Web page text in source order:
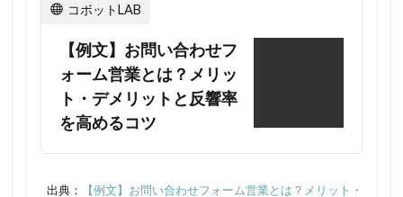
せフ
ムへ
の営
業文
面を
こと
コボットLAB
【例文】お問い合わせフ
ォーム営業とは？メリッ
ト・デメリットと反響率
を高めるコツ
出典：
【例文】お問い合わせフォーム営業とは？メリット・